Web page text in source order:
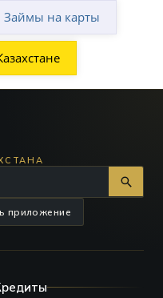
Займы на карты
приложение